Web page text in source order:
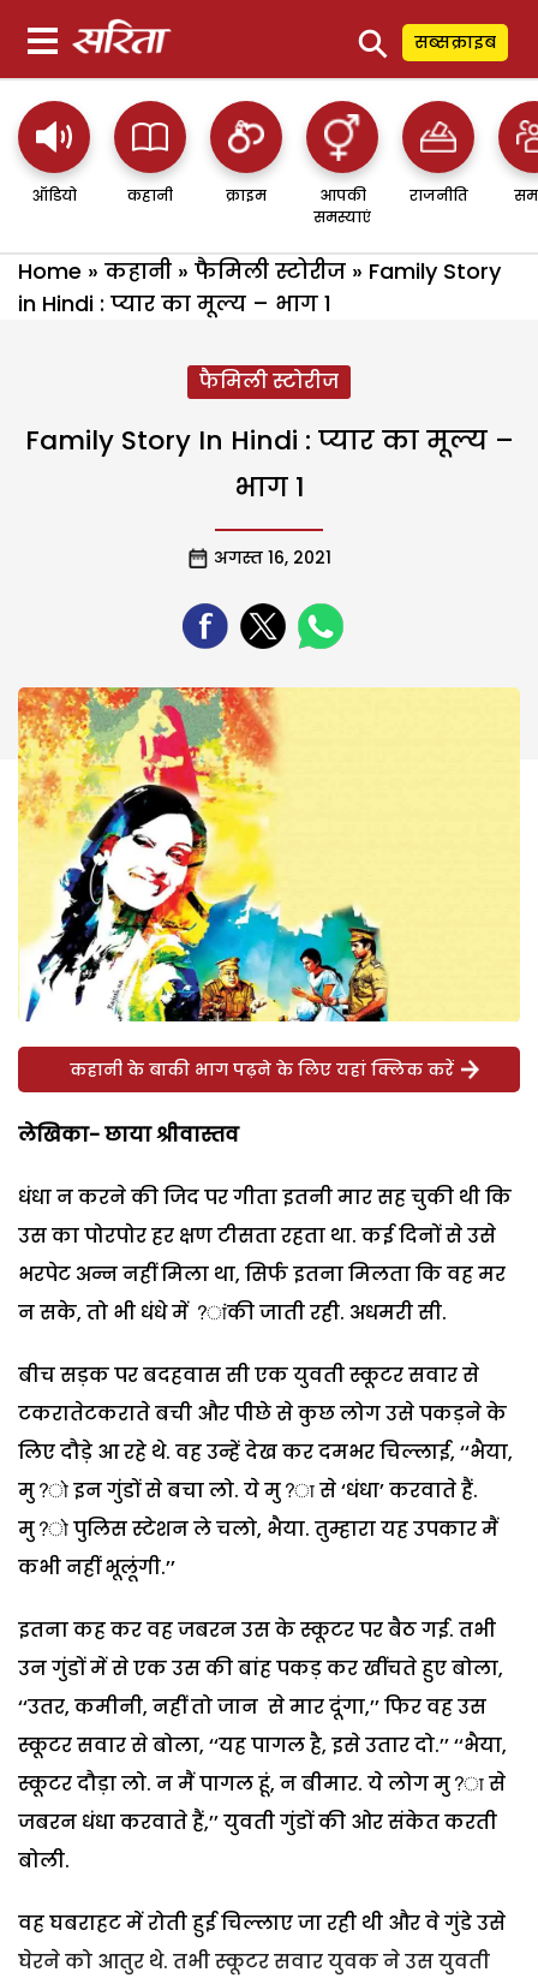
⚲ सब्सक्राइब
ऑडियो कहानी क्राइम
आपकी
समस्याएं
राजनीति
Home » कहानी » फैमिली स्टोरीज » Family Story
in Hindi : प्यार का मूल्य – भाग 1
फैमिली स्टोरीज
Family Story In Hindi : प्यार का मूल्य –
भाग 1
अगस्त 16, 2021
कहानी के बाकी भाग पढ़ने के लिए यहां क्लिक करें
लेखिका- छाया श्रीवास्तव
धंधा न करने की जिद पर गीता इतनी मार सह चुकी थी कि
उस का पोरपोर हर क्षण टीसता रहता था. कई दिनों से उसे
भरपेट अन्न नहीं मिला था, सिर्फ इतना मिलता कि वह मर
न सके, तो भी धंधे में ?ांकी जाती रही. अधमरी सी.
बीच सड़क पर बदहवास सी एक युवती स्कूटर सवार से
टकरातेटकराते बची और पीछे से कुछ लोग उसे पकड़ने के
लिए दौड़े आ रहे थे. वह उन्हें देख कर दमभर चिल्लाई, ‘‘भैया,
मु?ो इन गुंडों से बचा लो. ये मु?ा से ‘धंधा’ करवाते हैं.
मु?ो पुलिस स्टेशन ले चलो, भैया. तुम्हारा यह उपकार मैं
कभी नहीं भूलूंगी.’’
इतना कह कर वह जबरन उस के स्कूटर पर बैठ गई. तभी
उन गुंडों में से एक उस की बांह पकड़ कर खींचते हुए बोला,
‘‘उतर, कमीनी, नहीं तो जान से मार दूंगा,’’ फिर वह उस
स्कूटर सवार से बोला, ‘‘यह पागल है, इसे उतार दो.’’ ‘‘भैया,
स्कूटर दौड़ा लो. न मैं पागल हूं, न बीमार. ये लोग मु?ा से
जबरन धंधा करवाते हैं,’’ युवती गुंडों की ओर संकेत करती
बोली.
वह घबराहट में रोती हुई चिल्लाए जा रही थी और वे गुंडे उसे
घेरने को आतुर थे. तभी स्कूटर सवार युवक ने उस युवती